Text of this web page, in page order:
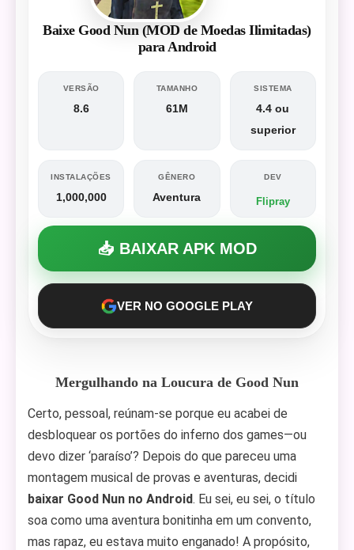
Baixe Good Nun (MOD de Moedas Ilimitadas)
para Android
VERSÃO
8.6
TAMANHO
61M
SISTEMA
4.4 ou
superior
INSTALAÇÕES
1,000,000
GÊNERO
Aventura
DEV
Flipray
📥 BAIXAR APK MOD
VER NO GOOGLE PLAY
Mergulhando na Loucura de Good Nun
Certo, pessoal, reúnam-se porque eu acabei de
desbloquear os portões do inferno dos games—ou
devo dizer ‘paraíso’? Depois do que pareceu uma
montagem musical de provas e aventuras, decidi
baixar Good Nun no Android. Eu sei, eu sei, o título
soa como uma aventura bonitinha em um convento,
mas rapaz, eu estava muito enganado! A propósito,